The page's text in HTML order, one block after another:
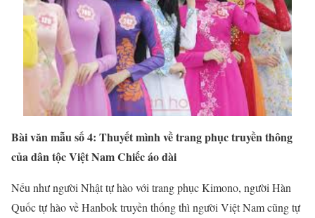
Bài văn mẫu số 4: Thuyết mình về trang phục truyền thông
của dân tộc Việt Nam Chiếc áo dài
Nếu như người Nhật tự hào với trang phục Kimono, người Hàn
Quốc tự hào về Hanbok truyền thống thì người Việt Nam cũng tự